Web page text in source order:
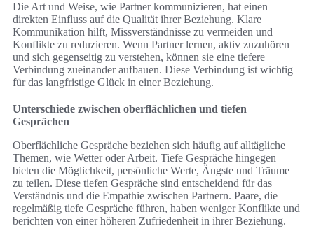
Die Art und Weise, wie Partner kommunizieren, hat einen
direkten Einfluss auf die Qualität ihrer Beziehung. Klare
Kommunikation hilft, Missverständnisse zu vermeiden und
Konflikte zu reduzieren. Wenn Partner lernen, aktiv zuzuhören
und sich gegenseitig zu verstehen, können sie eine tiefere
Verbindung zueinander aufbauen. Diese Verbindung ist wichtig
für das langfristige Glück in einer Beziehung.
Unterschiede zwischen oberflächlichen und tiefen
Gesprächen
Oberflächliche Gespräche beziehen sich häufig auf alltägliche
Themen, wie Wetter oder Arbeit. Tiefe Gespräche hingegen
bieten die Möglichkeit, persönliche Werte, Ängste und Träume
zu teilen. Diese tiefen Gespräche sind entscheidend für das
Verständnis und die Empathie zwischen Partnern. Paare, die
regelmäßig tiefe Gespräche führen, haben weniger Konflikte und
berichten von einer höheren Zufriedenheit in ihrer Beziehung.